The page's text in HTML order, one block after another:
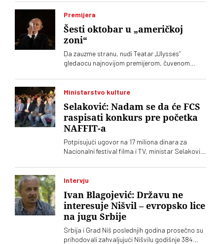
Premijera
Šesti oktobar u „američkoj
zoni“
Da zauzme stranu, nudi Teatar „Ulysses“
gledaocu najnovijom premijerom, čuvenom
režiji Lenke Udovički. Glume Svetozar Cvetković
i Ozren Grabarić
Ministarstvo kulture
Selaković: Nadam se da će FCS
raspisati konkurs pre početka
NAFFIT-a
Potpisujući ugovor na 17 miliona dinara za
Nacionalni festival filma i TV, ministar Selaković
objaviti konkurse pre početka tog festivala na
Zlatiboru
Intervju
Ivan Blagojević: Državu ne
interesuje Nišvil – evropsko lice
na jugu Srbije
Srbija i Grad Niš poslednjih godina prosečno su
prihodovali zahvaljujući Nišvilu godišnje 384